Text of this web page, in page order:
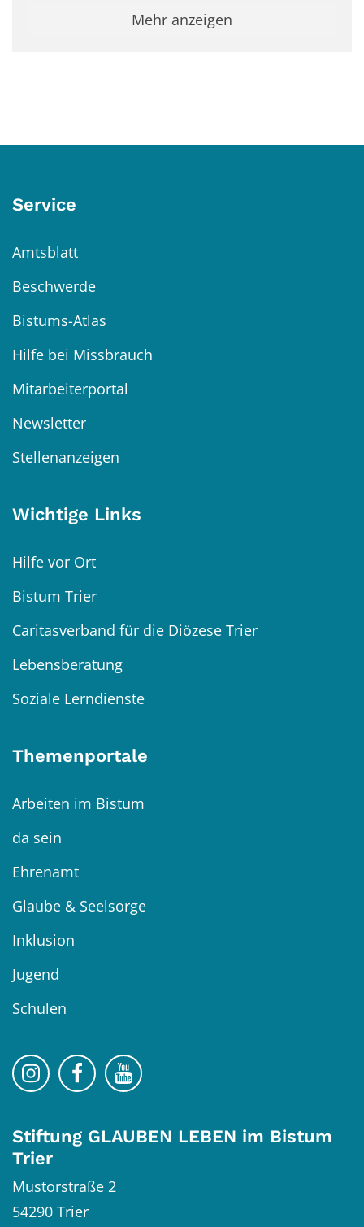
Mehr anzeigen
Service
Amtsblatt
Beschwerde
Bistums-Atlas
Hilfe bei Missbrauch
Mitarbeiterportal
Newsletter
Stellenanzeigen
Wichtige Links
Hilfe vor Ort
Bistum Trier
Caritasverband für die Diözese Trier
Lebensberatung
Soziale Lerndienste
Themenportale
Arbeiten im Bistum
da sein
Ehrenamt
Glaube & Seelsorge
Inklusion
Jugend
Schulen
Bistum Trier auf Instragram
Bistum Trier auf Facebook
Bistum Trier auf YouTube
Stiftung GLAUBEN LEBEN im Bistum
Trier
Mustorstraße 2
54290 Trier